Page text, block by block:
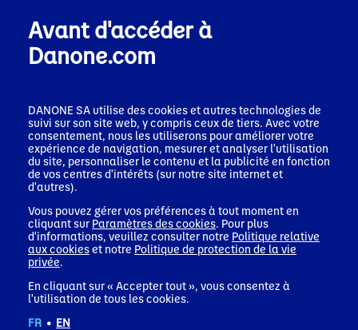
Communiqué de
presse
au T2 et résultats
solides au 1er
semestre, reflétant
la pertinence de
notre portefeuille
de produits axé sur
Corporate news
nouveaux yaourts
et boissons
protéinées aux
Etats-Unis
Avant d'accéder à
Danone.com
DANONE SA utilise des cookies et autres technologies de
suivi sur son site web, y compris ceux de tiers. Avec votre
consentement, nous les utiliserons pour améliorer votre
expérience de navigation, mesurer et analyser l'utilisation
du site, personnaliser le contenu et la publicité en fonction
de vos centres d'intérêts (sur notre site internet et
d'autres).
Vous pouvez gérer vos préférences à tout moment en
cliquant sur Paramètres des cookies . Pour plus
d'informations, veuillez consulter notre Politique relative
aux cookieset notre Politique de protection de la vie
privée
En cliquant sur « Accepter tout », vous consentez à
l'utilisation de tous les cookies.
FR • EN